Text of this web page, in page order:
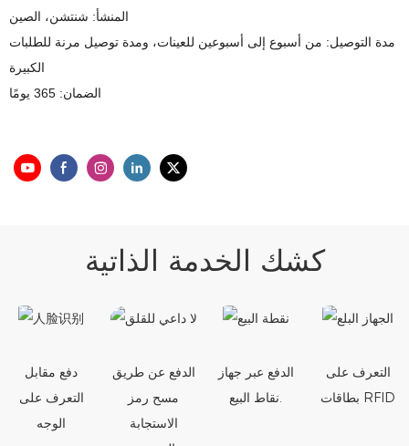
المنشأ: شنتشن، الصين
مدة التوصيل: من أسبوع إلى أسبوعين للعينات، ومدة توصيل مرنة للطلبات
الكبيرة
الضمان: 365 يومًا
كشك الخدمة الذاتية
دفع مقابل
التعرف على
الوجه
الدفع عن طريق
مسح رمز
الاستجابة
الدفع عبر جهاز
نقاط البيع.
التعرف على
بطاقات RFID